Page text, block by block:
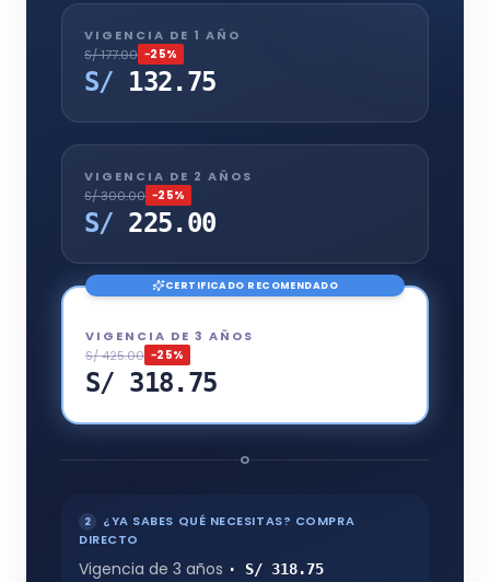
VIGENCIA DE 1 AÑO
S/ 177.00 −25%
S/ 132.75
VIGENCIA DE 2 AÑOS
S/ 300.00 −25%
S/ 225.00
CERTIFICADO RECOMENDADO
VIGENCIA DE 3 AÑOS
S/ 425.00 −25%
S/ 318.75
O
2
¿YA SABES QUÉ NECESITAS? COMPRA
DIRECTO
Vigencia de 3 años · S/ 318.75